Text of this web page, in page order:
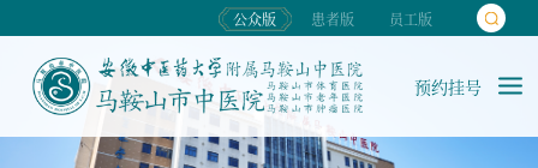
公众版 患者版 员工版
预约挂号